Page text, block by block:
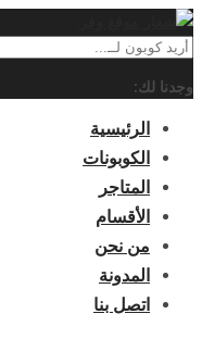
وجدنا لك:
الرئيسية
الكوبونات
المتاجر
الأقسام
من نحن
المدونة
اتصل بنا